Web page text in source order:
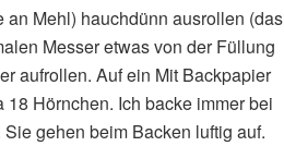
Mehl) hauchdünn ausrollen (das
Messer etwas von der Füllung
aufrollen. Auf ein Mit Backpapier
Hörnchen. Ich backe immer bei
gehen beim Backen luftig auf.